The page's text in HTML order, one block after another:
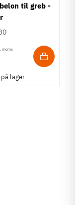
til greb -
moms
lager